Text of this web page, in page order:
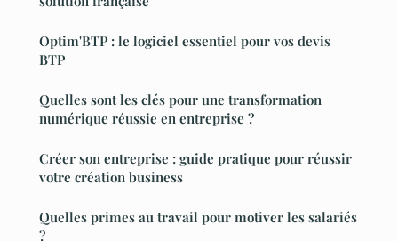
Optim'BTP : le logiciel essentiel pour vos devis
BTP
Quelles sont les clés pour une transformation
numérique réussie en entreprise ?
Créer son entreprise : guide pratique pour réussir
votre création business
Quelles primes au travail pour motiver les salariés
?